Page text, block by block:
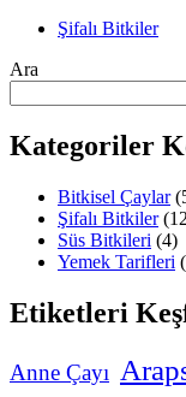
Şifalı Bitkiler
Ara
Kategoriler
Bitkisel Çaylar
Şifalı Bitkiler
Süs Bitkileri (4)
Yemek Tarifleri
Etiketleri
Anne Çayı